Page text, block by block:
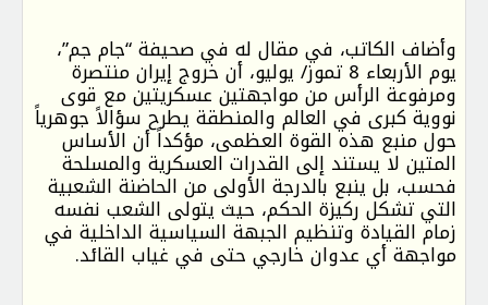
وأضاف الكاتب، في مقال له في صحيفة “جام جم”،
يوم الأربعاء 8 تموز/ يوليو، أن خروج إيران منتصرة
ومرفوعة الرأس من مواجهتين عسكريتين مع قوى
نووية كبرى في العالم والمنطقة يطرح سؤالاً جوهرياً
حول منبع هذه القوة العظمى، مؤكداً أن الأساس
المتين لا يستند إلى القدرات العسكرية والمسلحة
فحسب، بل ينبع بالدرجة الأولى من الحاضنة الشعبية
التي تشكل ركيزة الحكم، حيث يتولى الشعب نفسه
زمام القيادة وتنظيم الجبهة السياسية الداخلية في
مواجهة أي عدوان خارجي حتى في غياب القائد.